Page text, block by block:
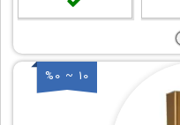
%0 ~ 10